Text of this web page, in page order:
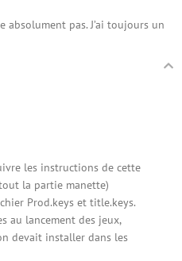
absolument pas. J’ai toujours un
les instructions de cette
la partie manette)
Prod.keys et title.keys.
au lancement des jeux,
devait installer dans les